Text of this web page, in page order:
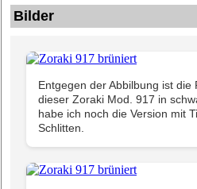
Bilder
Entgegen der Abbilbung ist die
dieser Zoraki Mod. 917 in
habe ich noch die Version mit
Schlitten.